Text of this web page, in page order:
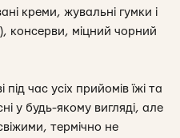
креми, жувальні гумки і
консерви, міцний чорний
під час усіх прийомів їжі та
у будь-якому вигляді, але
термічно не